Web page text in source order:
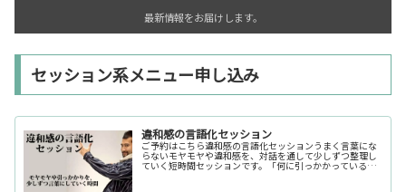
最新情報をお届けします。
セッション系メニュー申し込み
違和感の言語化セッション
ご予約はこちら違和感の言語化セッションうまく言葉にな
らないモヤモヤや違和感を、対話を通して少しずつ整理し
ていく短時間セッションです。「何に引っかかっているの